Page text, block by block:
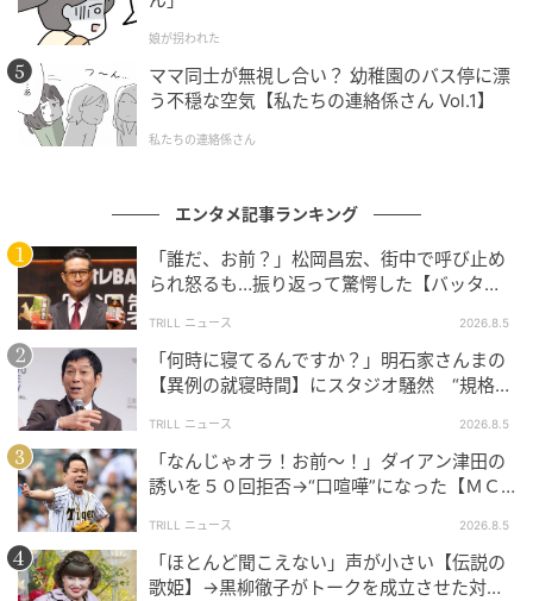
娘が拐われた
ママ同士が無視し合い？ 幼稚園のバス停に漂
う不穏な空気【私たちの連絡係さん Vol.1】
私たちの連絡係さん
エンタメ記事ランキング
「誰だ、お前？」松岡昌宏、街中で呼び止め
られ怒るも…振り返って驚愕した【バッタリ
TRILL ニュース 2026.8.5
「何時に寝てるんですか？」明石家さんまの
【異例の就寝時間】にスタジオ騒然 “規格外
TRILL ニュース 2026.8.5
「なんじゃオラ！お前～！」ダイアン津田の
誘いを５０回拒否→“口喧嘩”になった【ＭＣ
TRILL ニュース 2026.8.5
「ほとんど聞こえない」声が小さい【伝説の
歌姫】→黒柳徹子がトークを成立させた対応